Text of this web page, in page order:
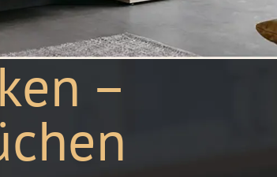
–